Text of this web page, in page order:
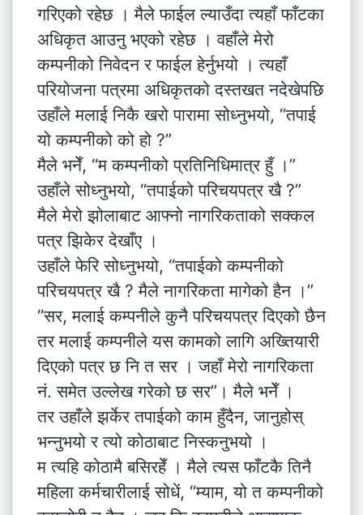
गरिएको रहेछ । मैले फाईल ल्याउँदा त्यहाँ फाँटका
अधिकृत आउनु भएको रहेछ । वहाँले मेरो
कम्पनीको निवेदन र फाईल हेर्नुभयो । त्यहाँ
परियोजना पत्रमा अधिकृतको दस्तखत नदेखेपछि
उहाँले मलाई निकै खरो पारामा सोध्नुभयो, “तपाई
यो कम्पनीको को हो ?”
मैले भनेँ, “म कम्पनीको प्रतिनिधिमात्र हुँ ।”
उहाँले सोध्नुभयो, “तपाईको परिचयपत्र खै ?”
मैले मेरो झोलाबाट आफ्नो नागरिकताको सक्कल
पत्र झिकेर देखाँए ।
उहाँले फेरि सोध्नुभयो, “तपाईको कम्पनीको
परिचयपत्र खै ? मैले नागरिकता मागेको हैन ।”
“सर, मलाई कम्पनीले कुनै परिचयपत्र दिएको छैन
तर मलाई कम्पनीले यस कामको लागि अख्तियारी
दिएको पत्र छ नि त सर । जहाँ मेरो नागरिकता
नं. समेत उल्लेख गरेको छ सर”। मैले भनेँ ।
तर उहाँले झर्केर तपाईको काम हुँदैन, जानुहोस्
भन्नुभयो र त्यो कोठाबाट निस्कनुभयो ।
म त्यहि कोठामै बसिरहेँ । मैले त्यस फाँटकै तिनै
महिला कर्मचारीलाई सोधें, “म्याम, यो त कम्पनीको